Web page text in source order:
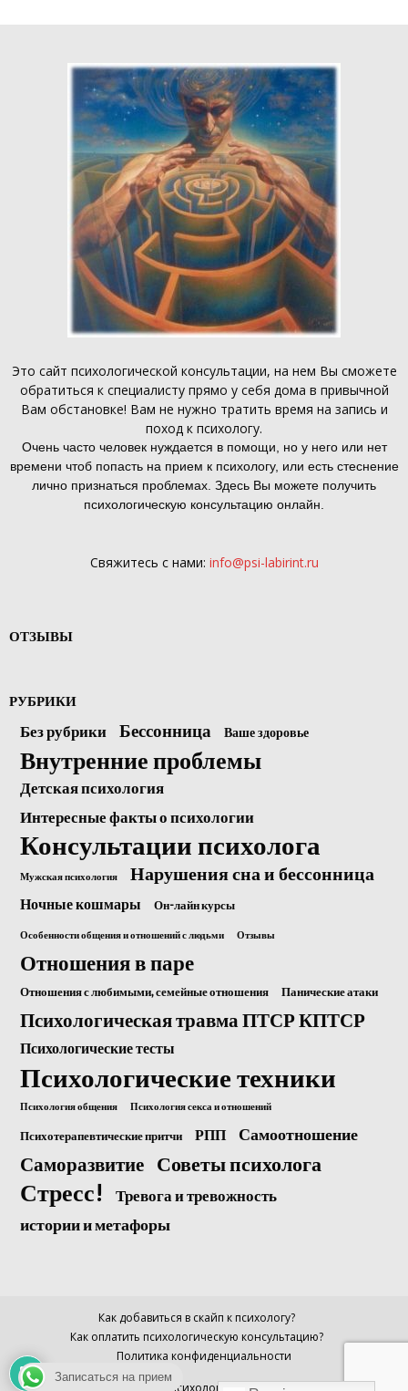
Это сайт психологической консультации, на нем Вы сможете
обратиться к специалисту прямо у себя дома в привычной
Вам обстановке! Вам не нужно тратить время на запись и
поход к психологу.
Очень часто человек нуждается в помощи, но у него или нет
времени чтоб попасть на прием к психологу, или есть стеснение
лично признаться проблемах. Здесь Вы можете получить
психологическую консультацию онлайн.
Свяжитесь с нами: info@psi-labirint.ru
ОТЗЫВЫ
РУБРИКИ
Без рубрики Бессонница Ваше здоровье
Внутренние проблемы
Детская психология
Интересные факты о психологии
Консультации психолога
Мужская психология Нарушения сна и бессонница
Ночные кошмары Он-лайн курсы
Особенности общения и отношений с людьми Отзывы
Отношения в паре
Отношения с любимыми, семейные отношения Панические атаки
Психологическая травма ПТСР КПТСР
Психологические тесты
Психологические техники
Психология общения Психология секса и отношений
Психотерапевтические притчи РПП Самоотношение
Саморазвитие Советы психолога
Стресс! Тревога и тревожность
истории и метафоры
Как добавиться в скайп к психологу?
Как оплатить психологическую консультацию?
Политика конфиденциальности
© Психолог Анна
Записаться на прием